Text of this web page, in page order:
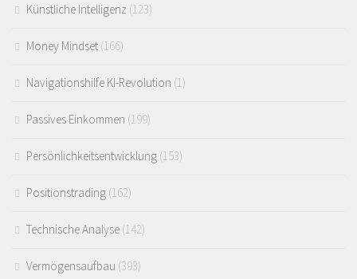
Künstliche Intelligenz (123)
Money Mindset (166)
Navigationshilfe KI-Revolution (1)
Passives Einkommen (199)
Persönlichkeitsentwicklung (153)
Positionstrading (162)
Technische Analyse (142)
Vermögensaufbau (393)